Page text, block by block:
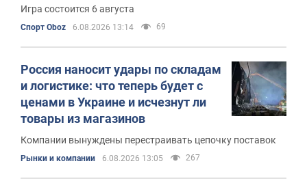
Игра состоится 6 августа
Спорт Oboz 6.08.2026 13:14 69
Россия наносит удары по складам
и логистике: что теперь будет с
ценами в Украине и исчезнут ли
товары из магазинов
Компании вынуждены перестраивать цепочку поставок
Рынки и компании 6.08.2026 13:05 267